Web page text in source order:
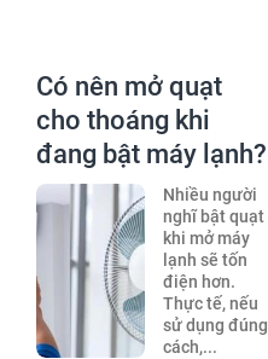
Có nên mở quạt
cho thoáng khi
đang bật máy lạnh?
Nhiều người
nghĩ bật quạt
khi mở máy
lạnh sẽ tốn
điện hơn.
Thực tế, nếu
sử dụng đúng
cách,...